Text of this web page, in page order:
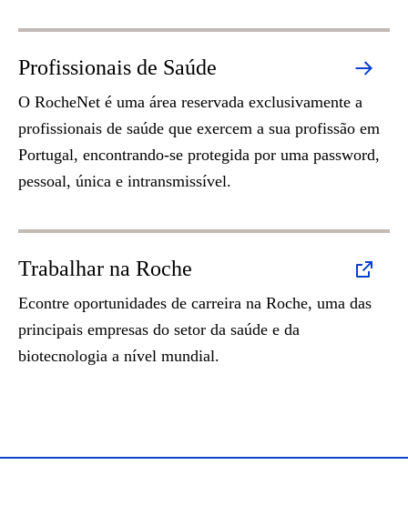
Profissionais de Saúde
O RocheNet é uma área reservada exclusivamente a
profissionais de saúde que exercem a sua profissão em
Portugal, encontrando-se protegida por uma password,
pessoal, única e intransmissível.
Trabalhar na Roche
Econtre oportunidades de carreira na Roche, uma das
principais empresas do setor da saúde e da
biotecnologia a nível mundial.